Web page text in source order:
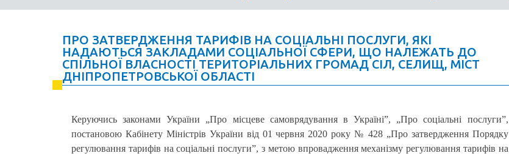
ПРО ЗАТВЕРДЖЕННЯ ТАРИФІВ НА СОЦІАЛЬНІ ПОСЛУГИ, ЯКІ
НАДАЮТЬСЯ ЗАКЛАДАМИ СОЦІАЛЬНОЇ СФЕРИ, ЩО НАЛЕЖАТЬ ДО
СПІЛЬНОЇ ВЛАСНОСТІ ТЕРИТОРІАЛЬНИХ ГРОМАД СІЛ, СЕЛИЩ, МІСТ
ДНІПРОПЕТРОВСЬКОЇ ОБЛАСТІ
Керуючись законами України „Про місцеве самоврядування в Україні”, „Про соціальні послуги”,
постановою Кабінету Міністрів України від 01 червня 2020 року № 428 „Про затвердження Порядку
регулювання тарифів на соціальні послуги”, з метою впровадження механізму регулювання тарифів на